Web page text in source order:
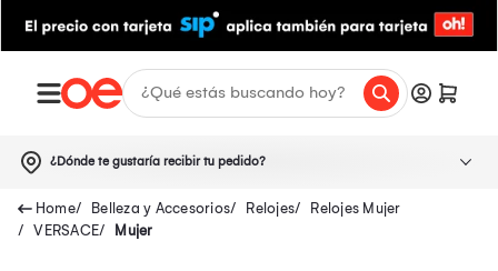
¿Dónde te gustaría recibir tu pedido?
Belleza y Accesorios Relojes
Relojes Mujer
VERSACE
Mujer